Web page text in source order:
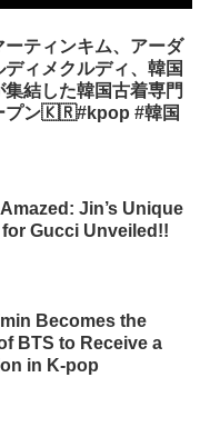
ーティンキム、アーダ
ィメクルディ、韓国
集結した韓国古着専門
プン🇰🇷#kpop #韓国
Jin’s Unique
Gucci Unveiled!!
Becomes the
BTS to Receive a
in K-pop